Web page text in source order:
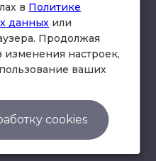
«Клифф».
в Политике
данных или
Продолжая
изменения настроек,
ваших
cookies